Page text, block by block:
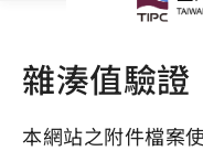
雜湊值驗證
本網站之附件檔案